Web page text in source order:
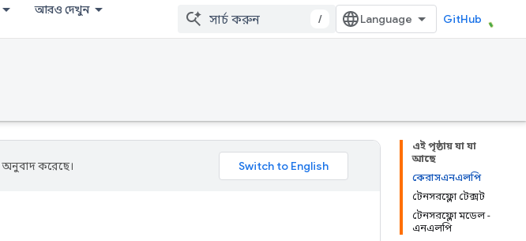
আরও দেখুন
/ GitHub
এই পৃষ্ঠায় যা যা
আছে
কেরাসএনএলপি
টেনসরফ্লো টেক্সট
টেনসরফ্লো মডেল -
এনএলপি
অনুবাদ করেছে।